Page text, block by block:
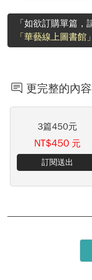
「如欲訂購單篇，
「華藝線上圖書館」
更完整的內
3篇450元
NT$450 元
訂閱送出